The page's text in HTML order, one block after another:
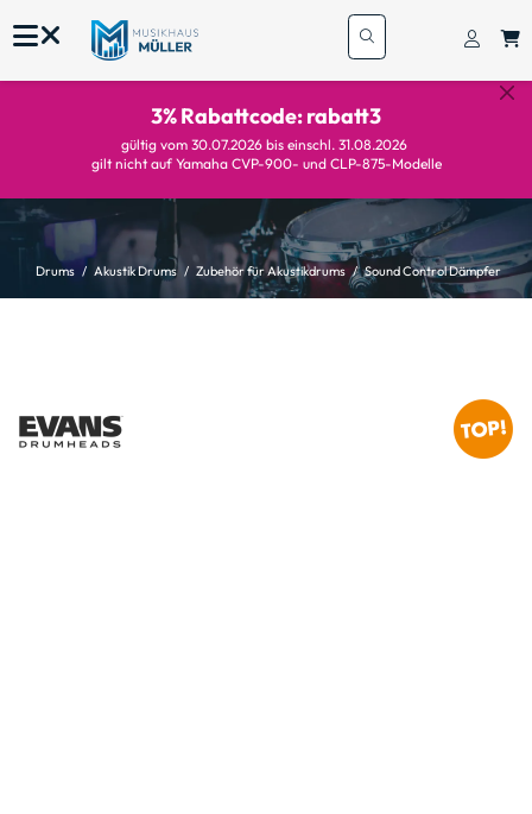
3% Rabattcode: rabatt3
gültig vom 30.07.2026 bis einschl. 31.08.2026
gilt nicht auf Yamaha CVP-900- und CLP-875-Modelle
Drums Akustik Drums Zubehör für Akustikdrums Sound Control Dämpfer